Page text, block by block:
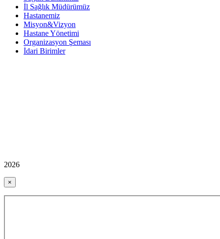
İl Sağlık Müdürümüz
Hastanemiz
Misyon&Vizyon
Hastane Yönetimi
Organizasyon Şeması
İdari Birimler
2026
×